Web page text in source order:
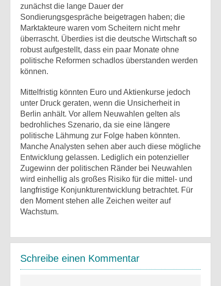
zunächst die lange Dauer der
Sondierungsgespräche beigetragen haben; die
Marktakteure waren vom Scheitern nicht mehr
überrascht. Überdies ist die deutsche Wirtschaft so
robust aufgestellt, dass ein paar Monate ohne
politische Reformen schadlos überstanden werden
können.
Mittelfristig könnten Euro und Aktienkurse jedoch
unter Druck geraten, wenn die Unsicherheit in
Berlin anhält. Vor allem Neuwahlen gelten als
bedrohliches Szenario, da sie eine längere
politische Lähmung zur Folge haben könnten.
Manche Analysten sehen aber auch diese mögliche
Entwicklung gelassen. Lediglich ein potenzieller
Zugewinn der politischen Ränder bei Neuwahlen
wird einhellig als großes Risiko für die mittel- und
langfristige Konjunkturentwicklung betrachtet. Für
den Moment stehen alle Zeichen weiter auf
Wachstum.
Schreibe einen Kommentar